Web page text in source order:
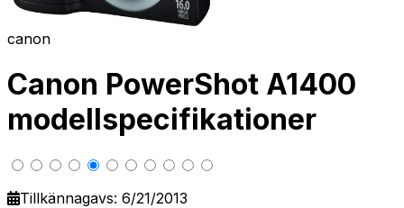
canon
Canon PowerShot A1400
modellspecifikationer
Tillkännagavs: 6/21/2013